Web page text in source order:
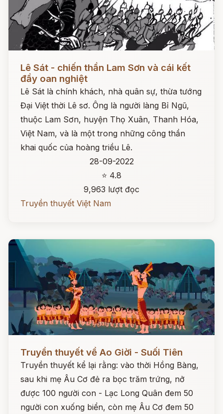
Lê Sát - chiến thần Lam Sơn và cái kết
đầy oan nghiệt
Lê Sát là chính khách, nhà quân sự, thừa tướng
Đại Việt thời Lê sơ. Ông là người làng Bỉ Ngũ,
thuộc Lam Sơn, huyện Thọ Xuân, Thanh Hóa,
Việt Nam, và là một trong những công thần
khai quốc của hoàng triều Lê.
28-09-2022
⭐ 4.8
9,963 lượt đọc
Truyền thuyết Việt Nam
Đọc ngay
Truyền thuyết về Ao Giời - Suối Tiên
Truyền thuyết kể lại rằng: vào thời Hồng Bàng,
sau khi mẹ Âu Cơ đẻ ra bọc trăm trứng, nở
được 100 người con - Lạc Long Quân đem 50
người con xuống biển, còn mẹ Âu Cơ đem 50